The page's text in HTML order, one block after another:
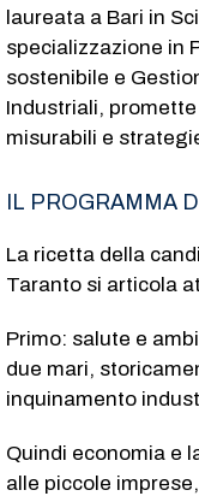
laureata a Bari in
specializzazione in
sostenibile e
Industriali,
misurabili e
IL PROGRAMMA
La ricetta della
Taranto si articola
Primo: salute e
due mari,
inquinamento
Quindi economia e
alle piccole